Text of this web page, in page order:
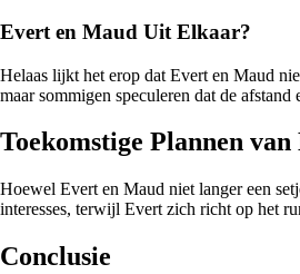
Evert en Maud Uit Elkaar?
Helaas lijkt het erop dat Evert en Maud
maar sommigen speculeren dat de
Toekomstige Plannen
Hoewel Evert en Maud niet langer een
interesses, terwijl Evert zich richt op het
Conclusie